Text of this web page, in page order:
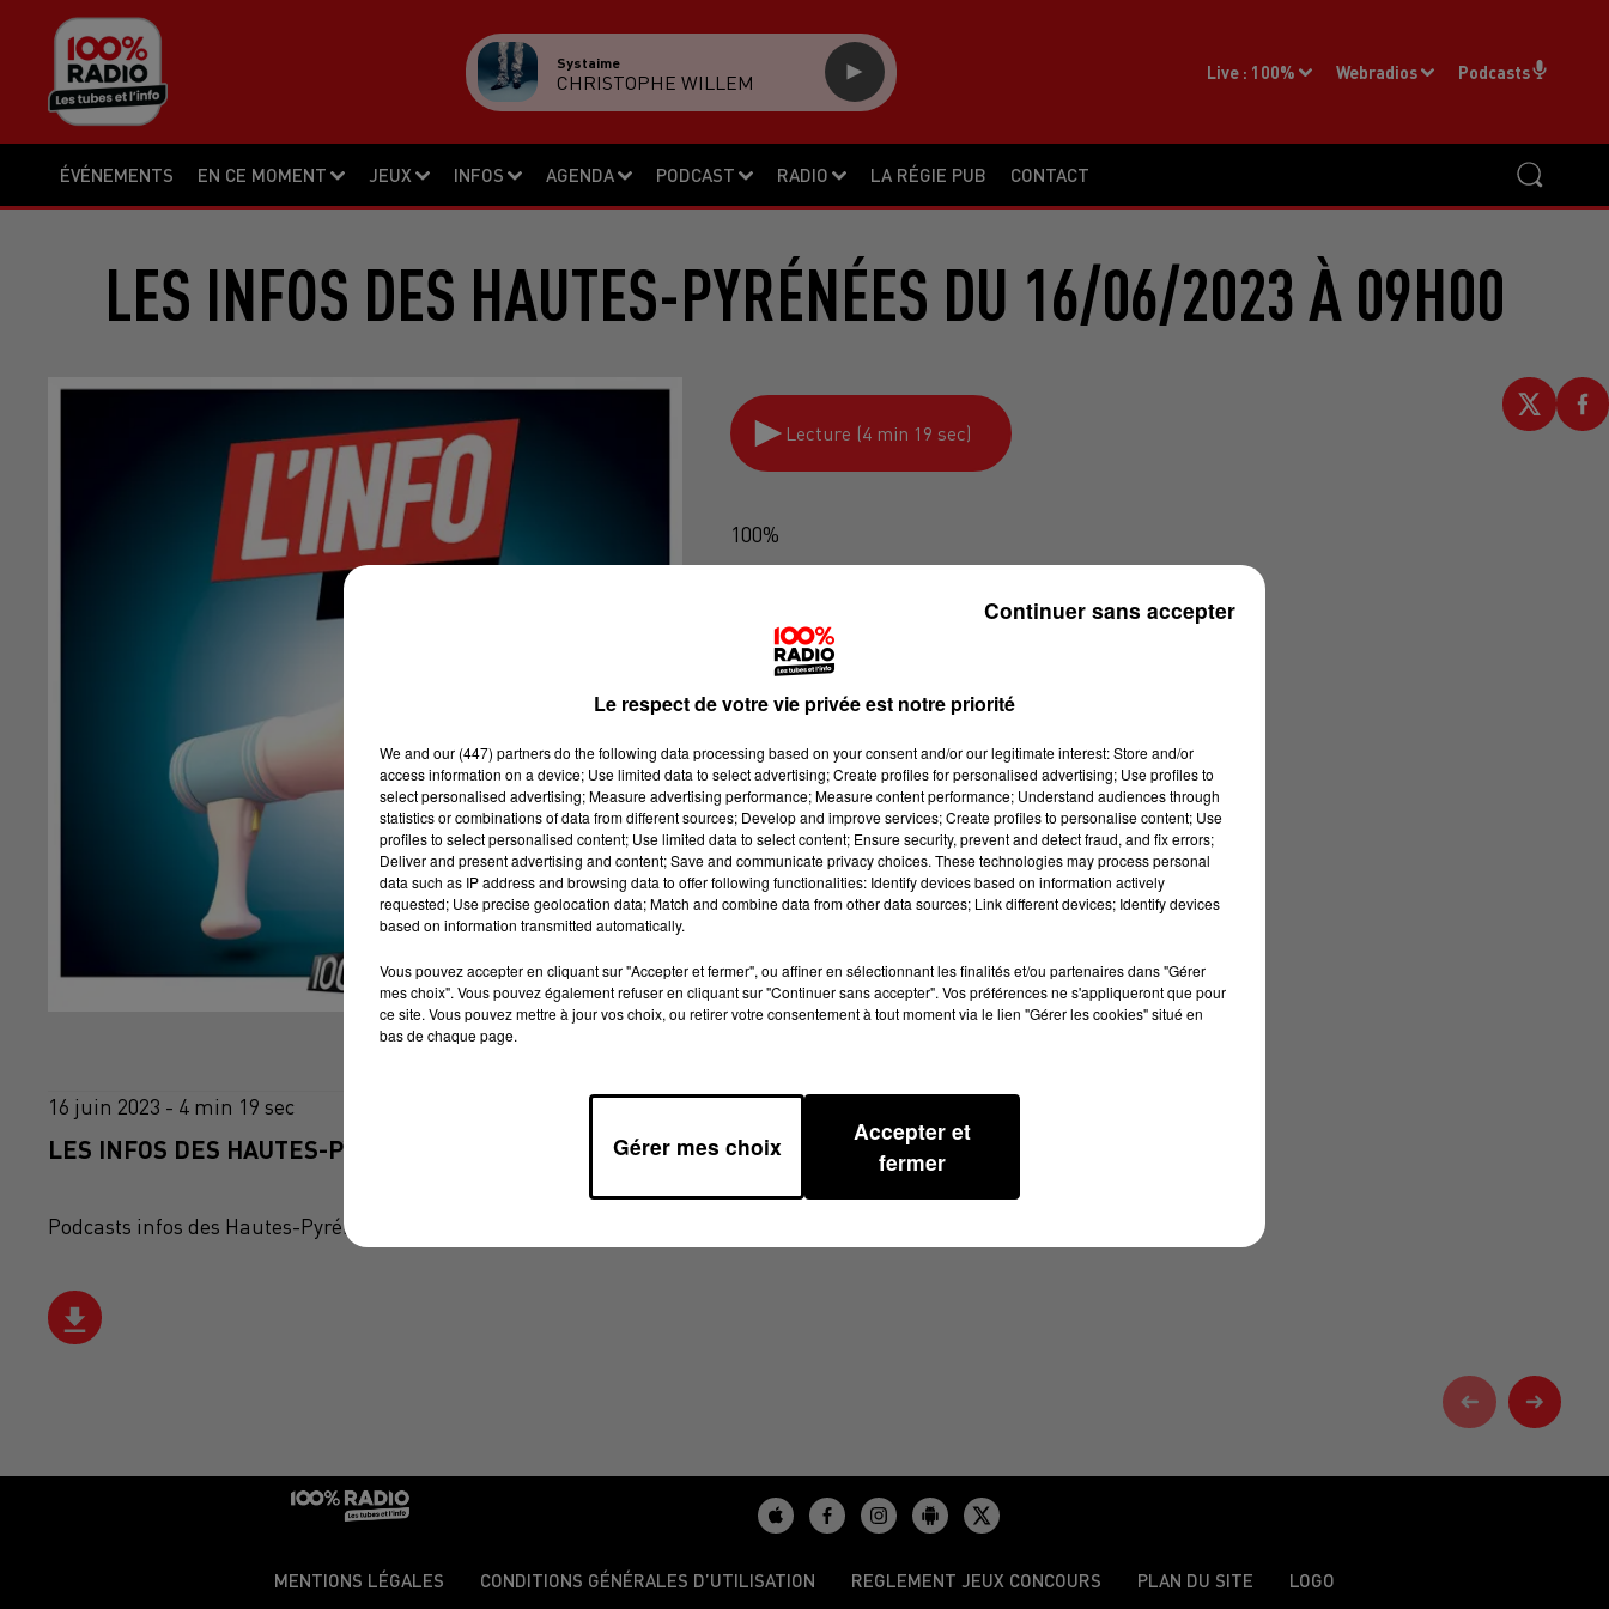
ÉVÉNEMENTS EN CE MOMENT JEUX INFOS AGENDA PODCAST RADIO LA RÉGIE PUB CONTACT
Live : 100% Webradios Podcasts
Systaime
CHRISTOPHE WILLEM
LES INFOS DES HAUTES-PYRÉNÉES DU 16/06/2023 À 09H00
Lecture (4 min 19 sec)
100%
16 juin 2023 - 4 min 19 sec
LES INFOS DES HAUTES-PYRÉNÉES DU 16/06/2023 À 09H00
Podcasts infos des Hautes-Pyrénées
MENTIONS LÉGALES CONDITIONS GÉNÉRALES D’UTILISATION REGLEMENT JEUX CONCOURS PLAN DU SITE LOGO
Le respect de votre vie privée est notre priorité
We and our (447) partnersdo the following data processing based on your consent and/or our legitimate interest: Store and/or
access information on a device; Use limited data to select advertising; Create profiles for personalised advertising; Use profiles to
select personalised advertising; Measure advertising performance; Measure content performance; Understand audiences through
statistics or combinations of data from different sources; Develop and improve services; Create profiles to personalise content; Use
profiles to select personalised content; Use limited data to select content; Ensure security, prevent and detect fraud, and fix errors;
Deliver and present advertising and content; Save and communicate privacy choices. These technologies may process personal
data such as IP address and browsing data to offer following functionalities: Identify devices based on information actively
requested; Use precise geolocation data; Match and combine data from other data sources; Link different devices; Identify devices
based on information transmitted automatically.
Vous pouvez accepter en cliquant sur "Accepter et fermer", ou affiner en sélectionnant les finalités et/ou partenaires dans "Gérer
mes choix". Vous pouvez également refuser en cliquant sur "Continuer sans accepter". Vos préférences ne s'appliqueront que pour
ce site. Vous pouvez mettre à jour vos choix, ou retirer votre consentement à tout moment via le lien "Gérer les cookies" situé en
bas de chaque page.
Gérer mes choix
Accepter et
fermer
Continuer sans accepter